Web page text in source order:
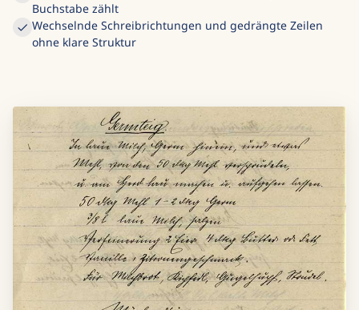
Buchstabe zählt
Wechselnde Schreibrichtungen und gedrängte Zeilen
ohne klare Struktur